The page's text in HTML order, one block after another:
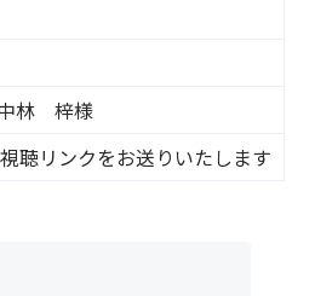
林 梓様
聴リンクをお送りいたします